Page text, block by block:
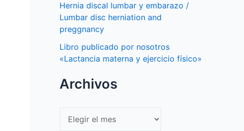
Hernia discal lumbar y embarazo /
Lumbar disc herniation and
preggnancy
Libro publicado por nosotros
«Lactancia materna y ejercicio físico»
Archivos
Archivos